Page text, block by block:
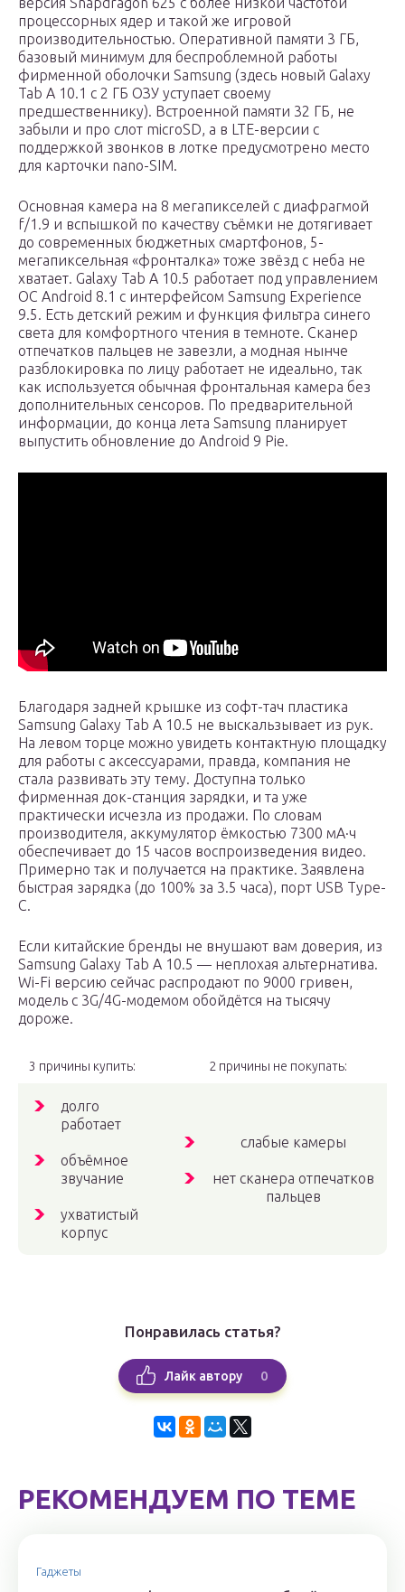
процессорных ядер и такой же игровой
производительностью. Оперативной памяти 3 ГБ,
базовый минимум для беспроблемной работы
фирменной оболочки Samsung (здесь новый Galaxy
Tab A 10.1 с 2 ГБ ОЗУ уступает своему
предшественнику). Встроенной памяти 32 ГБ, не
забыли и про слот microSD, а в LTE-версии с
поддержкой звонков в лотке предусмотрено место
для карточки nano-SIM.
Основная камера на 8 мегапикселей с диафрагмой
f/1.9 и вспышкой по качеству съёмки не дотягивает
до современных бюджетных смартфонов, 5-
мегапиксельная «фронталка» тоже звёзд с неба не
хватает. Galaxy Tab A 10.5 работает под управлением
ОС Android 8.1 с интерфейсом Samsung Experience
9.5. Есть детский режим и функция фильтра синего
света для комфортного чтения в темноте. Сканер
отпечатков пальцев не завезли, а модная нынче
разблокировка по лицу работает не идеально, так
как используется обычная фронтальная камера без
дополнительных сенсоров. По предварительной
информации, до конца лета Samsung планирует
выпустить обновление до Android 9 Pie.
Благодаря задней крышке из софт-тач пластика
Samsung Galaxy Tab A 10.5 не выскальзывает из рук.
На левом торце можно увидеть контактную площадку
для работы с аксессуарами, правда, компания не
стала развивать эту тему. Доступна только
фирменная док-станция зарядки, и та уже
практически исчезла из продажи. По словам
производителя, аккумулятор ёмкостью 7300 мА·ч
обеспечивает до 15 часов воспроизведения видео.
Примерно так и получается на практике. Заявлена
быстрая зарядка (до 100% за 3.5 часа), порт USB Type-
C.
Если китайские бренды не внушают вам доверия, из
Samsung Galaxy Tab A 10.5 — неплохая альтернатива.
Wi-Fi версию сейчас распродают по 9000 гривен,
модель с 3G/4G-модемом обойдётся на тысячу
дороже.
3 причины купить: 2 причины не покупать:
долго
работает
объёмное
звучание
ухватистый
корпус
слабые камеры
нет сканера отпечатков
пальцев
Понравилась статья?
Лайк автору 0
РЕКОМЕНДУЕМ ПО ТЕМЕ
Гаджеты